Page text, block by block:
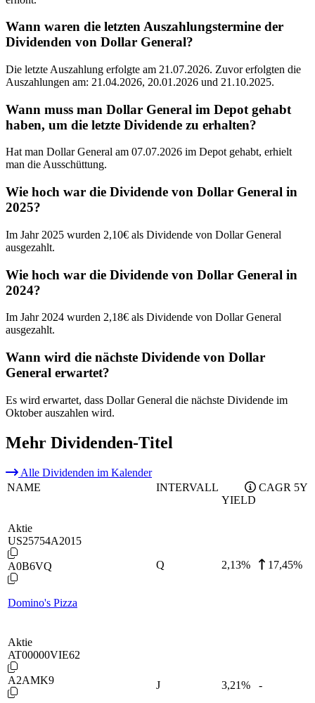
Wann waren die letzten Auszahlungstermine der
Dividenden von Dollar General?
Die letzte Auszahlung erfolgte am 21.07.2026. Zuvor erfolgten die
Auszahlungen am: 21.04.2026, 20.01.2026 und 21.10.2025.
Wann muss man Dollar General im Depot gehabt
haben, um die letzte Dividende zu erhalten?
Hat man Dollar General am 07.07.2026 im Depot gehabt, erhielt
man die Ausschüttung.
Wie hoch war die Dividende von Dollar General in
2025?
Im Jahr 2025 wurden 2,10€ als Dividende von Dollar General
ausgezahlt.
Wie hoch war die Dividende von Dollar General in
2024?
Im Jahr 2024 wurden 2,18€ als Dividende von Dollar General
ausgezahlt.
Wann wird die nächste Dividende von Dollar
General erwartet?
Es wird erwartet, dass Dollar General die nächste Dividende im
Oktober auszahlen wird.
Mehr Dividenden-Titel
Alle Dividenden im Kalender
NAME
INTERVALL
YIELD
CAGR 5Y
Aktie
US25754A2015
A0B6VQ
Domino's Pizza
Q 2,13% 17,45%
Aktie
AT00000VIE62
A2AMK9 J 3,21% -